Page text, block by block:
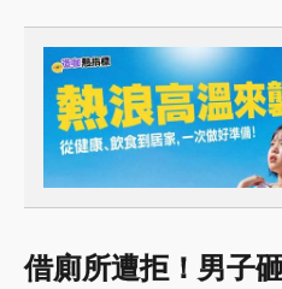
借廁所遭拒！男子